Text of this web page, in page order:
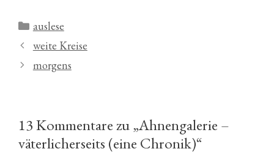
Kategorien
auslese
weite Kreise
morgens
13 Kommentare zu „Ahnengalerie –
väterlicherseits (eine Chronik)“